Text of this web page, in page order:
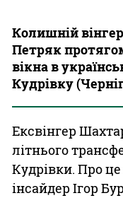
Колишній
Петряк
вікна в
Кудрівку
Ексвінгер
літнього
Кудрівки. Про
інсайдер Ігор